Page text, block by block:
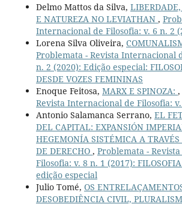
Delmo Mattos da Silva,
E NATUREZA NO LEVIATHAN ,
Internacional de Filosofia: v. 6 n. 2
Lorena Silva Oliveira,
Problemata - Revista Internacional
n. 2 (2020): Edição especial:
DESDE VOZES FEMININAS
Enoque Feitosa, MARX E SPINOZA: ,
Revista Internacional de Filosofia:
Antonio Salamanca Serrano, EL
DEL CAPITAL: EXPANSIÓN
HEGEMONÍA SISTÉMICA A TRAVÉS
DE DERECHO , Problemata -
Filosofia: v. 8 n. 1 (2017):
edição especial
Julio Tomé, OS
DESOBEDIÊNCIA CIVIL,